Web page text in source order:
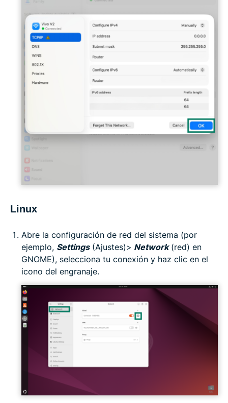
Linux
Abre la configuración de red del sistema (por
ejemplo, Settings(Ajustes)> Network(red) en
GNOME), selecciona tu conexión y haz clic en el
icono del engranaje.